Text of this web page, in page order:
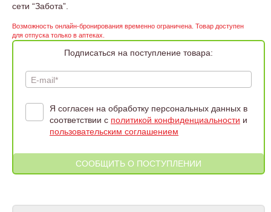
сети “Забота”.
Возможность онлайн-бронирования временно ограничена. Товар доступен
для отпуска только в аптеках.
Подписаться на поступление товара:
E-mail*
Я согласен на обработку персональных данных в
соответствии с политикой конфиденциальности и
пользовательским соглашением